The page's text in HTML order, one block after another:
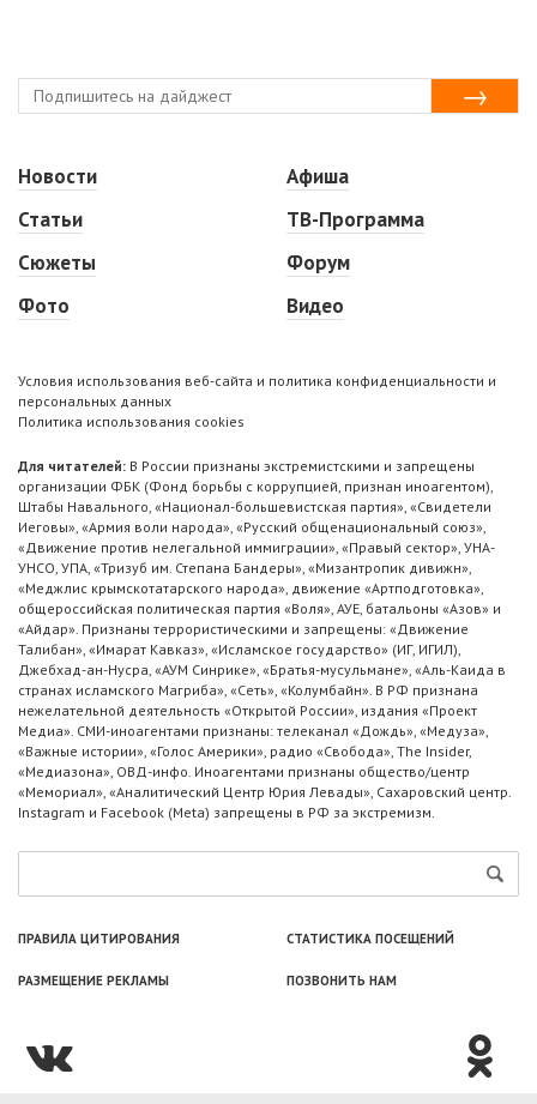
Новости
Статьи
Сюжеты
Фото
Афиша
ТВ-Программа
Форум
Видео
Условия использования веб-сайта и политика конфиденциальности и
персональных данных
Политика использования cookies
Для читателей: В России признаны экстремистскими и запрещены
организации ФБК (Фонд борьбы с коррупцией, признан иноагентом),
Штабы Навального, «Национал-большевистская партия», «Свидетели
Иеговы», «Армия воли народа», «Русский общенациональный союз»,
«Движение против нелегальной иммиграции», «Правый сектор», УНА-
УНСО, УПА, «Тризуб им. Степана Бандеры», «Мизантропик дивижн»,
«Меджлис крымскотатарского народа», движение «Артподготовка»,
общероссийская политическая партия «Воля», АУЕ, батальоны «Азов» и
«Айдар». Признаны террористическими и запрещены: «Движение
Талибан», «Имарат Кавказ», «Исламское государство» (ИГ, ИГИЛ),
Джебхад-ан-Нусра, «АУМ Синрике», «Братья-мусульмане», «Аль-Каида в
странах исламского Магриба», «Сеть», «Колумбайн». В РФ признана
нежелательной деятельность «Открытой России», издания «Проект
Медиа». СМИ-иноагентами признаны: телеканал «Дождь», «Медуза»,
«Важные истории», «Голос Америки», радио «Свобода», The Insider,
«Медиазона», ОВД-инфо. Иноагентами признаны общество/центр
«Мемориал», «Аналитический Центр Юрия Левады», Сахаровский центр.
Instagram и Facebook (Metа) запрещены в РФ за экстремизм.
ПРАВИЛА ЦИТИРОВАНИЯ СТАТИСТИКА ПОСЕЩЕНИЙ
РАЗМЕЩЕНИЕ РЕКЛАМЫ ПОЗВОНИТЬ НАМ